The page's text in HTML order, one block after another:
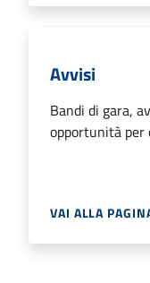
Avvisi
Bandi di gara,
opportunità per
VAI ALLA